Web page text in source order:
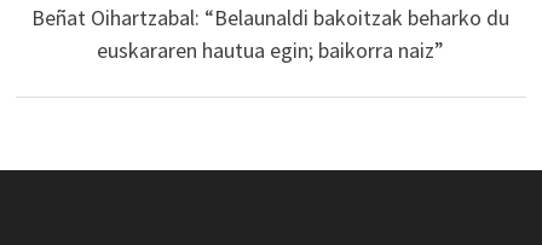
Beñat Oihartzabal: “Belaunaldi bakoitzak beharko du
euskararen hautua egin; baikorra naiz”